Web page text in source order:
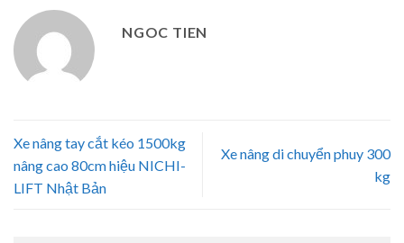
NGOC TIEN
Xe nâng tay cắt kéo 1500kg
nâng cao 80cm hiệu NICHI-
LIFT Nhật Bản
Xe nâng di chuyển phuy 300
kg